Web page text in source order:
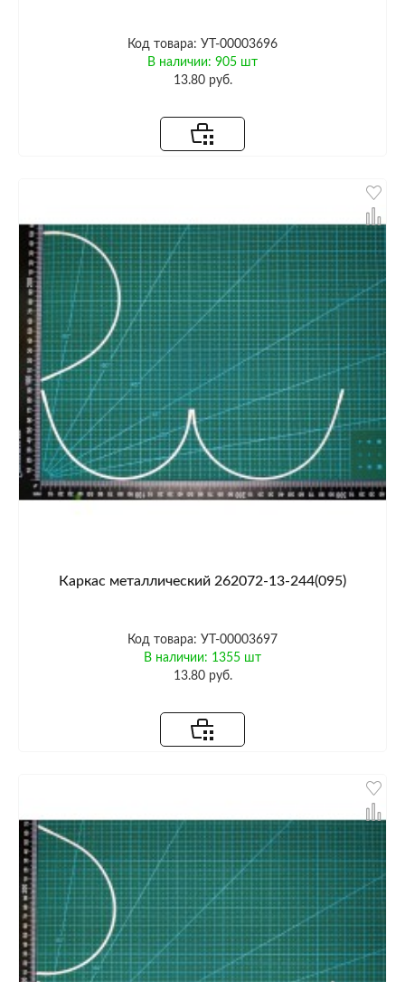
Код товара: УТ-00003696
В наличии: 905 шт
13.80 руб.
Каркас металлический 262072-13-244(095)
Код товара: УТ-00003697
В наличии: 1355 шт
13.80 руб.